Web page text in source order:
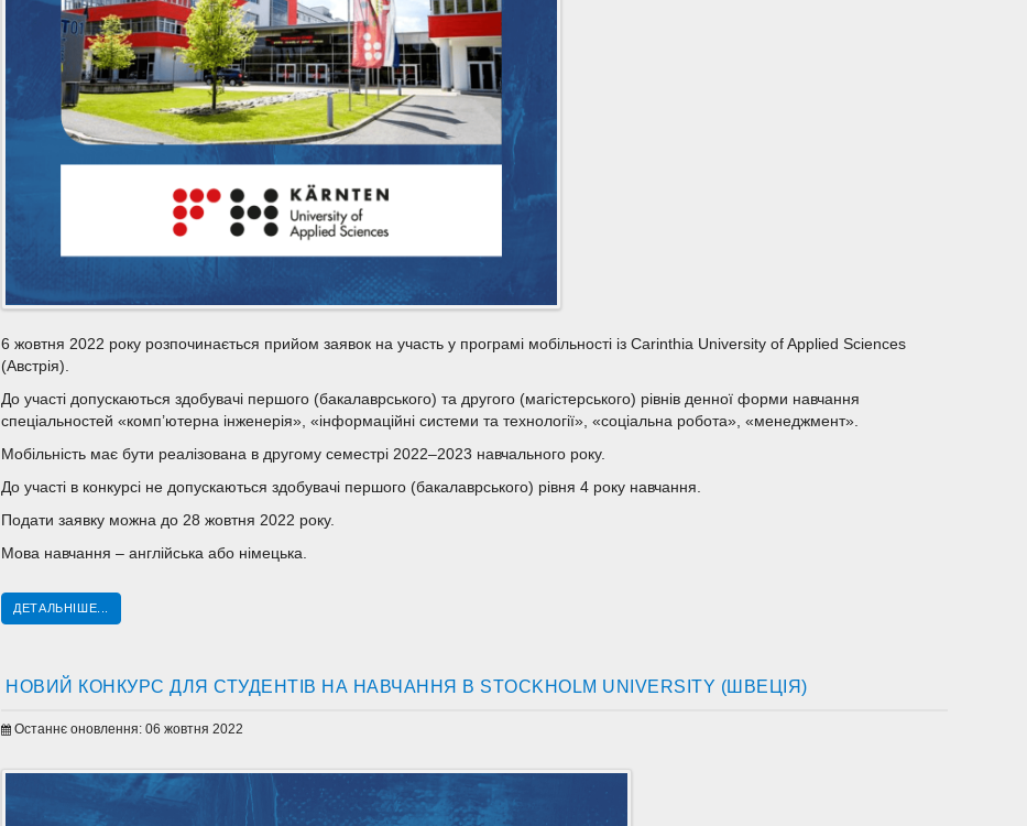
6 жовтня 2022 року розпочинається прийом заявок на участь у програмі мобільності із Carinthia University of Applied Sciences
(Австрія).
До участі допускаються здобувачі першого (бакалаврського) та другого (магістерського) рівнів денної форми навчання
спеціальностей «комп’ютерна інженерія», «інформаційні системи та технології», «соціальна робота», «менеджмент».
Мобільність має бути реалізована в другому семестрі 2022–2023 навчального року.
До участі в конкурсі не допускаються здобувачі першого (бакалаврського) рівня 4 року навчання.
Подати заявку можна до 28 жовтня 2022 року.
Мова навчання – англійська або німецька.
ДЕТАЛЬНІШЕ...
НОВИЙ КОНКУРС ДЛЯ СТУДЕНТІВ НА НАВЧАННЯ В STOCKHOLM UNIVERSITY (ШВЕЦІЯ)
Останнє оновлення: 06 жовтня 2022